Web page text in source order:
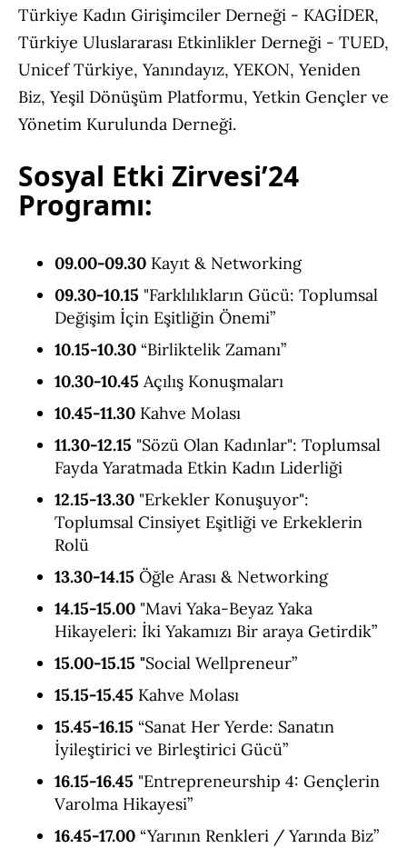
Türkiye Kadın Girişimciler Derneği - KAGİDER,
Türkiye Uluslararası Etkinlikler Derneği - TUED,
Unicef Türkiye, Yanındayız, YEKON, Yeniden
Biz, Yeşil Dönüşüm Platformu, Yetkin Gençler ve
Yönetim Kurulunda Derneği.
Sosyal Etki Zirvesi’24
Programı:
09.00-09.30 Kayıt & Networking
09.30-10.15 "Farklılıkların Gücü: Toplumsal
Değişim İçin Eşitliğin Önemi”
10.15-10.30 “Birliktelik Zamanı”
10.30-10.45 Açılış Konuşmaları
10.45-11.30 Kahve Molası
11.30-12.15 "Sözü Olan Kadınlar": Toplumsal
Fayda Yaratmada Etkin Kadın Liderliği
12.15-13.30 "Erkekler Konuşuyor":
Toplumsal Cinsiyet Eşitliği ve Erkeklerin
Rolü
13.30-14.15 Öğle Arası & Networking
14.15-15.00 "Mavi Yaka-Beyaz Yaka
Hikayeleri: İki Yakamızı Bir araya Getirdik”
15.00-15.15 "Social Wellpreneur”
15.15-15.45 Kahve Molası
15.45-16.15 “Sanat Her Yerde: Sanatın
İyileştirici ve Birleştirici Gücü”
16.15-16.45 "Entrepreneurship 4: Gençlerin
Varolma Hikayesi”
16.45-17.00 “Yarının Renkleri / Yarında Biz”